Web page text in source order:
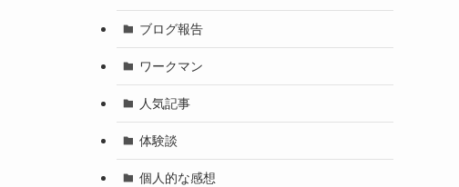
ブログ報告
ワークマン
人気記事
体験談
個人的な感想